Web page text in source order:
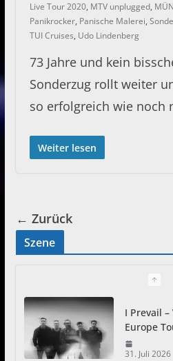
Live Tour 2020, MTV unplugged,
Panikrocker, Panische Malerei,
TUI Cruises, Udo Lindenberg
73 Jahre und kein
Sonderzug rollt weiter
so erfolgreich wie noch
Weiter lesen
← Zurück
Szene
ATLAS auf
Tournee
31. Juli 2026